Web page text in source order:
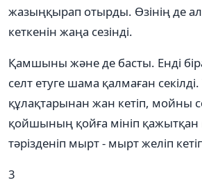
жазыңқырап отырды. Өзінің де
кеткенін жаңа сезінді.
Қамшыны және де басты. Енді
селт етуге шама қалмаған
құлақтарынан жан кетіп, мойны
қойшының қойға мініп қажытқан
тәрізденіп мырт - мырт желіп
3